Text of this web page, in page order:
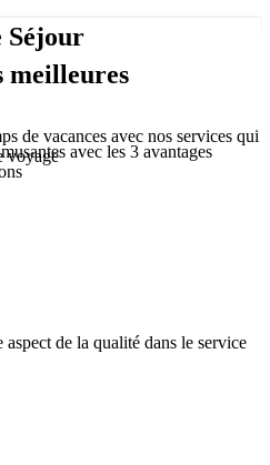
Séjour
de vacances avec nos services qui
voyage
meilleures
avec les 3 avantages
de la qualité dans le service